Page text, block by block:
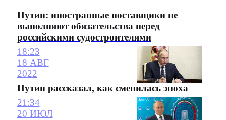
Путин: иностранные поставщики не
выполняют обязательства перед
российскими судостроителями
18:23
18 АВГ
2022
Путин рассказал, как сменилась эпоха
21:34
20 ИЮЛ